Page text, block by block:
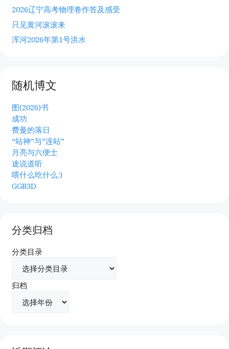
2026辽宁高考物理卷作答及感受
只见黄河滚滚来
浑河2026年第1号洪水
随机博文
图(2026)书
成功
费曼的落日
“站神”与”连站”
月亮与六便士
途说道听
喂什么吃什么:)
GGB3D
分类归档
分类目录
归档